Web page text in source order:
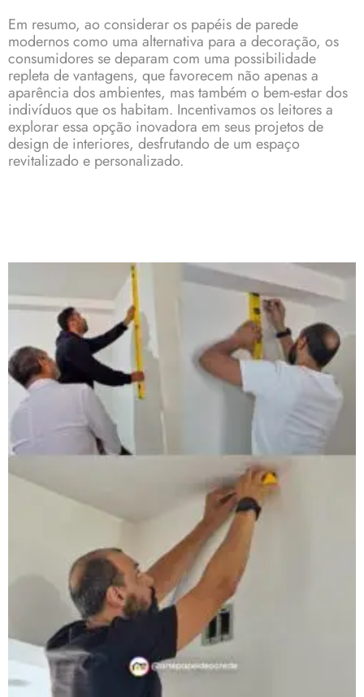
Em resumo, ao considerar os papéis de parede
modernos como uma alternativa para a decoração, os
consumidores se deparam com uma possibilidade
repleta de vantagens, que favorecem não apenas a
aparência dos ambientes, mas também o bem-estar dos
indivíduos que os habitam. Incentivamos os leitores a
explorar essa opção inovadora em seus projetos de
design de interiores, desfrutando de um espaço
revitalizado e personalizado.